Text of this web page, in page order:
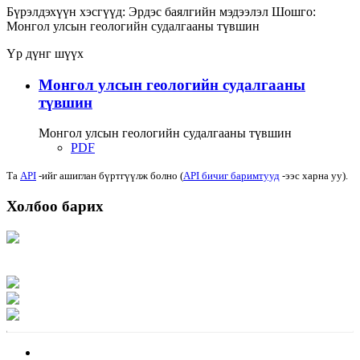
Бүрэлдэхүүн хэсгүүд: Эрдэс баялгийн мэдээлэл Шошго:
Монгол улсын геологийн судалгааны түвшин
Үр дүнг шүүх
Монгол улсын геологийн судалгааны
түвшин
Монгол улсын геологийн судалгааны түвшин
PDF
Та API -ийг ашиглан бүртгүүлж болно (API бичиг баримтууд -ээс харна уу).
Холбоо барих